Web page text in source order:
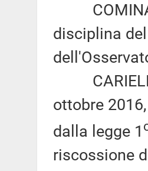
disciplina
ottobre
dalla legge 1
riscossione